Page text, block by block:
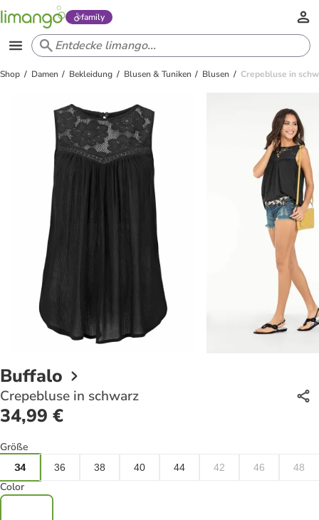
family
Shop Damen Bekleidung Blusen & Tuniken Blusen Crepebluse in
Buffalo
Crepebluse in schwarz
34,99 €
Größe
34 36 38 40 44 42 46 48
Color